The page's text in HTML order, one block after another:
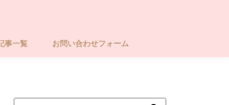
事一覧 お問い合わせフォーム